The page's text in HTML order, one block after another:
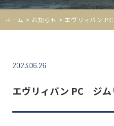
ホーム > お知らせ > エヴリィバン
2023.06.26
エヴリィバン PC ジム